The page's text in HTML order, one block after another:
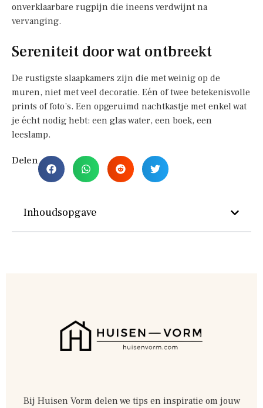
onverklaarbare rugpijn die ineens verdwijnt na
vervanging.
Sereniteit door wat ontbreekt
De rustigste slaapkamers zijn die met weinig op de
muren, niet met veel decoratie. Eén of twee betekenisvolle
prints of foto’s. Een opgeruimd nachtkastje met enkel wat
je écht nodig hebt: een glas water, een boek, een
leeslamp.
Delen
Inhoudsopgave
Bij Huisen Vorm delen we tips en inspiratie om jouw